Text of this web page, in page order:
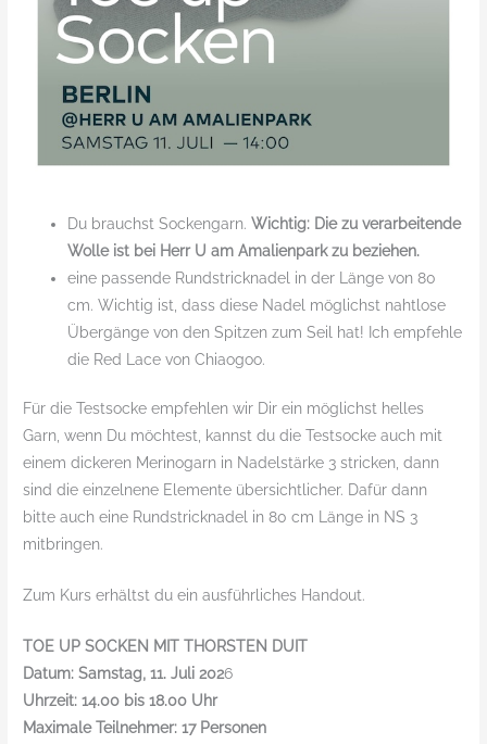
Du brauchst Sockengarn.Wichtig: Die zu verarbeitende
Wolle ist bei Herr U am Amalienpark zu beziehen.
eine passende Rundstricknadel in der Länge von 80
cm. Wichtig ist, dass diese Nadel möglichst nahtlose
Übergänge von den Spitzen zum Seil hat! Ich empfehle
die Red Lace von Chiaogoo.
Für die Testsocke empfehlen wir Dir ein möglichst helles
Garn, wenn Du möchtest, kannst du die Testsocke auch mit
einem dickeren Merinogarn in Nadelstärke 3 stricken, dann
sind die einzelnene Elemente übersichtlicher. Dafür dann
bitte auch eine Rundstricknadel in 80 cm Länge in NS 3
mitbringen.
Zum Kurs erhältst du ein ausführliches Handout.
TOE UP SOCKEN MIT THORSTEN DUIT
Datum: Samstag, 11. Juli 2026
Uhrzeit: 14.00 bis 18.00 Uhr
Maximale Teilnehmer: 17 Personen